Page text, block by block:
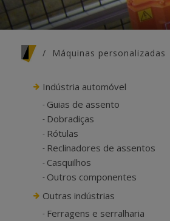
Máquinas personalizadas
Indústria automóvel
Guias de assento
Dobradiças
Rótulas
Reclinadores de assentos
Casquilhos
Outros componentes
Outras indústrias
Ferragens e serralharia